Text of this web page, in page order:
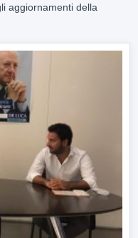
aggiornamenti della